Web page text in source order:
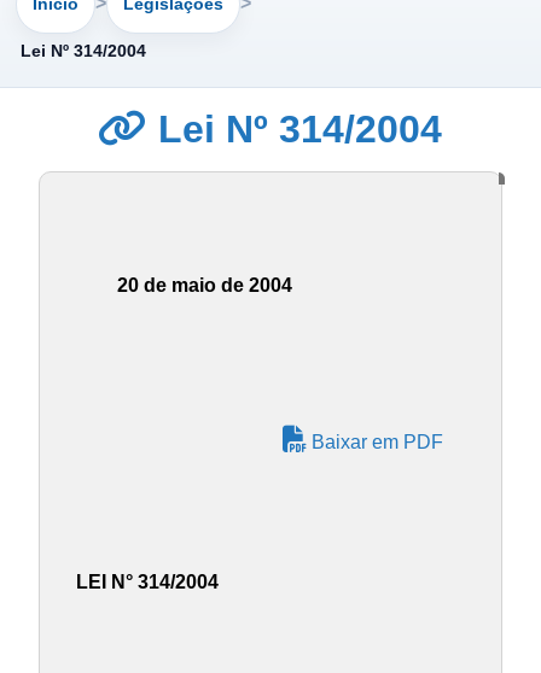
Lei Nº 314/2004
Lei Nº 314/2004
20 de maio de 2004
Baixar em PDF
LEI N° 314/2004